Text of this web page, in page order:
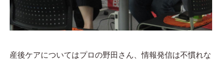
産後ケアについてはプロの野田さん、情報発信は不慣れな